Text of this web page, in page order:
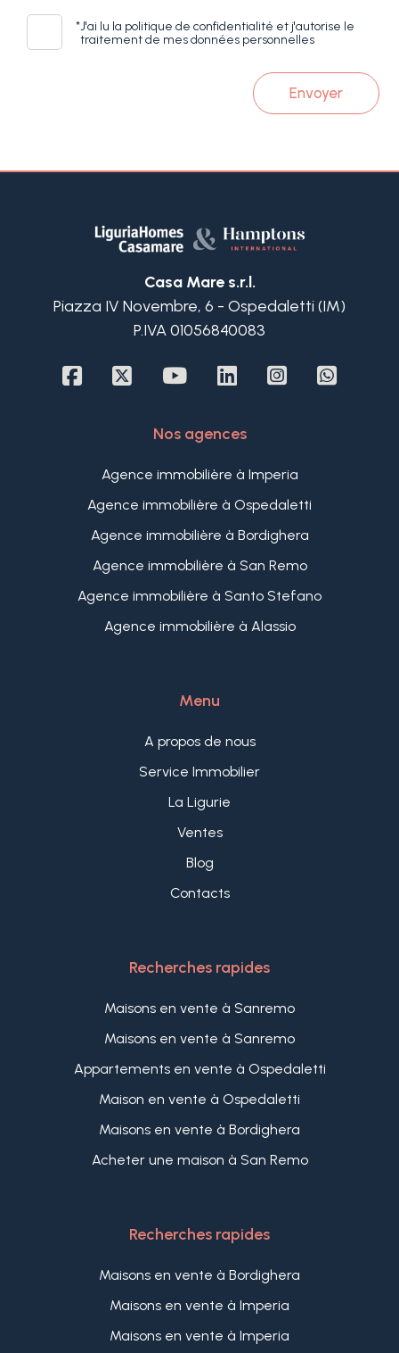
*J'ai lu la politique de confidentialité et j'autorise le
traitement de mes données personnelles
Envoyer
Casa Mare s.r.l.
Piazza IV Novembre, 6 - Ospedaletti (IM)
P.IVA 01056840083
Nos agences
Agence immobilière à Imperia
Agence immobilière à Ospedaletti
Agence immobilière à Bordighera
Agence immobilière à San Remo
Agence immobilière à Santo Stefano
Agence immobilière à Alassio
Menu
A propos de nous
Service Immobilier
La Ligurie
Ventes
Blog
Contacts
Recherches rapides
Maisons en vente à Sanremo
Maisons en vente à Sanremo
Appartements en vente à Ospedaletti
Maison en vente à Ospedaletti
Maisons en vente à Bordighera
Acheter une maison à San Remo
Recherches rapides
Maisons en vente à Bordighera
Maisons en vente à Imperia
Maisons en vente à Imperia